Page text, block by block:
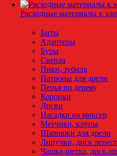
Расходные материалы к
Биты
Адаптеры
Буры
Сверла
Пики, зубила
Патроны для дрели
Перья по дереву
Коронки
Диски
Насадки на миксер
Метчики, клупы
Шарошки для дрели
Липучки, диск
Чашка-щетка, диск-